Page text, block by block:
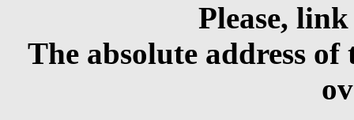
Please,
The absolute address